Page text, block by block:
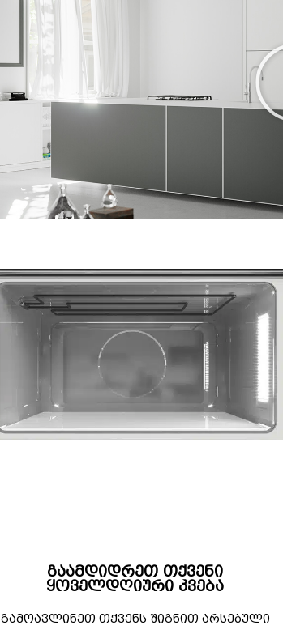
გაამდიდრეთ თქვენი
ყოველდღიური კვება
გამოავლინეთ თქვენს შიგნით არსებული